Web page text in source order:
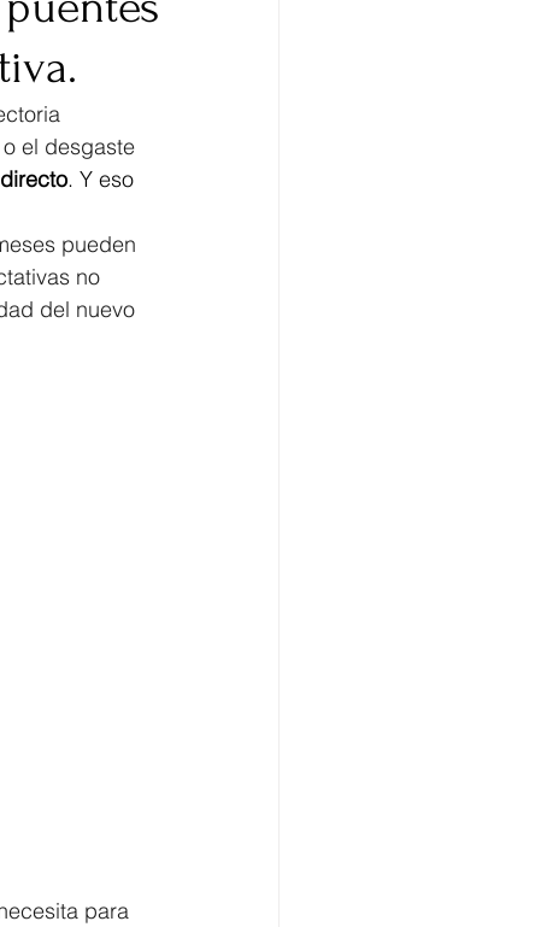
el desgaste
. Y eso
pueden
no
del nuevo
para